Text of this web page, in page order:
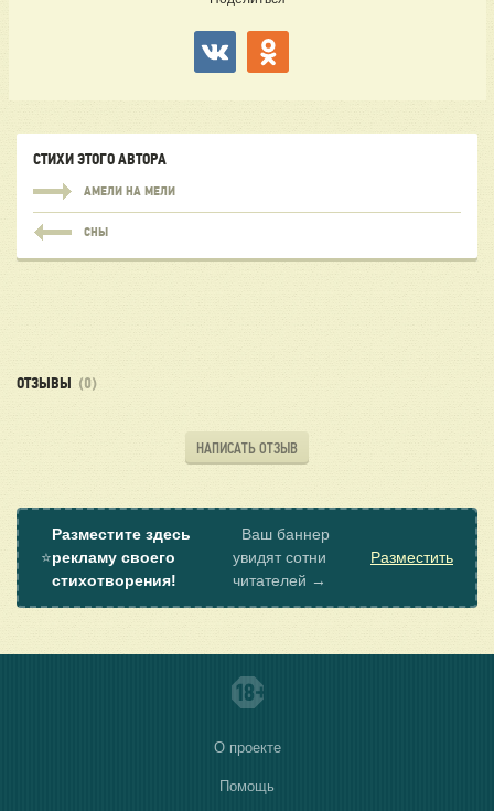
СТИХИ ЭТОГО АВТОРА
АМЕЛИ НА МЕЛИ
СНЫ
ОТЗЫВЫ (0)
НАПИСАТЬ ОТЗЫВ
⭐
Разместите здесь
рекламу своего
стихотворения!
Ваш баннер
увидят сотни
читателей →
Разместить
О проекте
Помощь